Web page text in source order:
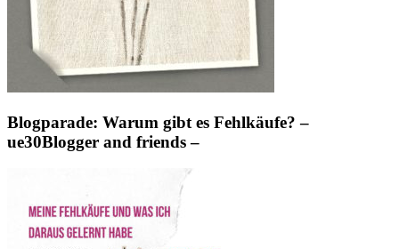
Blogparade: Warum gibt es Fehlkäufe? –
ue30Blogger and friends –